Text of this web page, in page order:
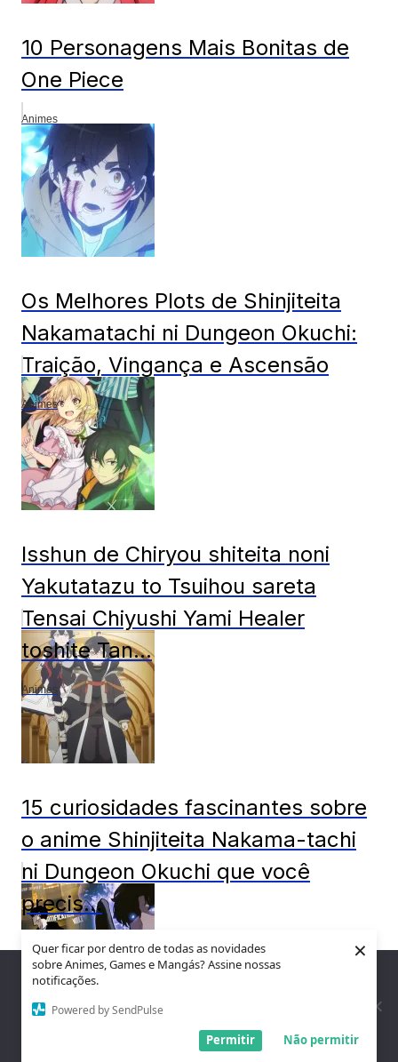
Quer ficar por dentro de todas as novidades
sobre Animes, Games e Mangás? Assine nossas
notificações.
Powered by SendPulse
Não permitir
Permitir
×
10 Personagens Mais Bonitas de
One Piece
Animes
Os Melhores Plots de Shinjiteita
Nakamatachi ni Dungeon Okuchi:
Traição, Vingança e Ascensão
Animes
Isshun de Chiryou shiteita noni
Yakutatazu to Tsuihou sareta
Tensai Chiyushi Yami Healer
toshite Tan...
Animes
15 curiosidades fascinantes sobre
o anime Shinjiteita Nakama-tachi
ni Dungeon Okuchi que você
precis...
Animes
Nós utilizamos cookies para garantir que você tenha a melhor
experiência em nosso site. Se você continua a usar este site,
assumimos que você está satisfeito.
Entendi!